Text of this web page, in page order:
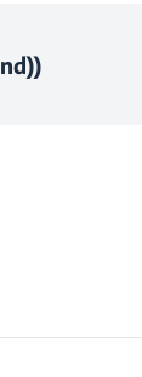
Głębokość z